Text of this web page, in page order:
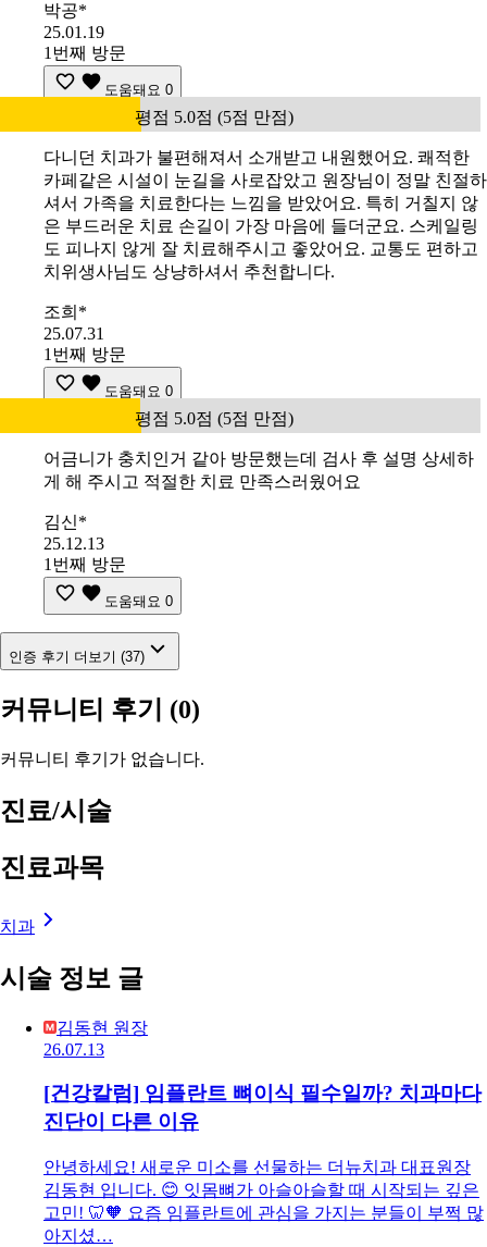
박공*
25.01.19
1번째 방문
도움돼요 0
평점 5.0점 (5점 만점)
다니던 치과가 불편해져서 소개받고 내원했어요. 쾌적한
카페같은 시설이 눈길을 사로잡았고 원장님이 정말 친절하
셔서 가족을 치료한다는 느낌을 받았어요. 특히 거칠지 않
은 부드러운 치료 손길이 가장 마음에 들더군요. 스케일링
도 피나지 않게 잘 치료해주시고 좋았어요. 교통도 편하고
치위생사님도 상냥하셔서 추천합니다.
조희*
25.07.31
1번째 방문
도움돼요 0
평점 5.0점 (5점 만점)
어금니가 충치인거 같아 방문했는데 검사 후 설명 상세하
게 해 주시고 적절한 치료 만족스러웠어요
김신*
25.12.13
1번째 방문
도움돼요 0
인증 후기 더보기 (37)
커뮤니티 후기 (0)
커뮤니티 후기가 없습니다.
진료/시술
진료과목
치과
시술 정보 글
김동현 원장
26.07.13
[건강칼럼] 임플란트 뼈이식 필수일까? 치과마다
진단이 다른 이유
안녕하세요! 새로운 미소를 선물하는 더뉴치과 대표원장
김동현 입니다. 😊 잇몸뼈가 아슬아슬할 때 시작되는 깊은
고민! 🦷🧡 요즘 임플란트에 관심을 가지는 분들이 부쩍 많
아지셨…